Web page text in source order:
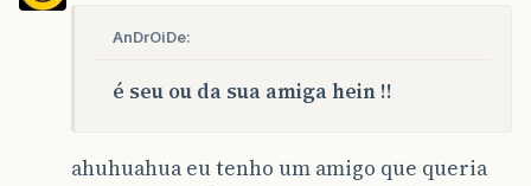
AnDrOiDe:
é seu ou da sua amiga hein !!
ahuhuahua eu tenho um amigo que queria